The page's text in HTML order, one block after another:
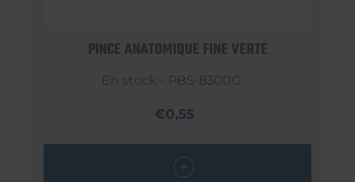
PINCE ANATOMIQUE FINE VERTE
En stock - PBS-8300G
€0,55